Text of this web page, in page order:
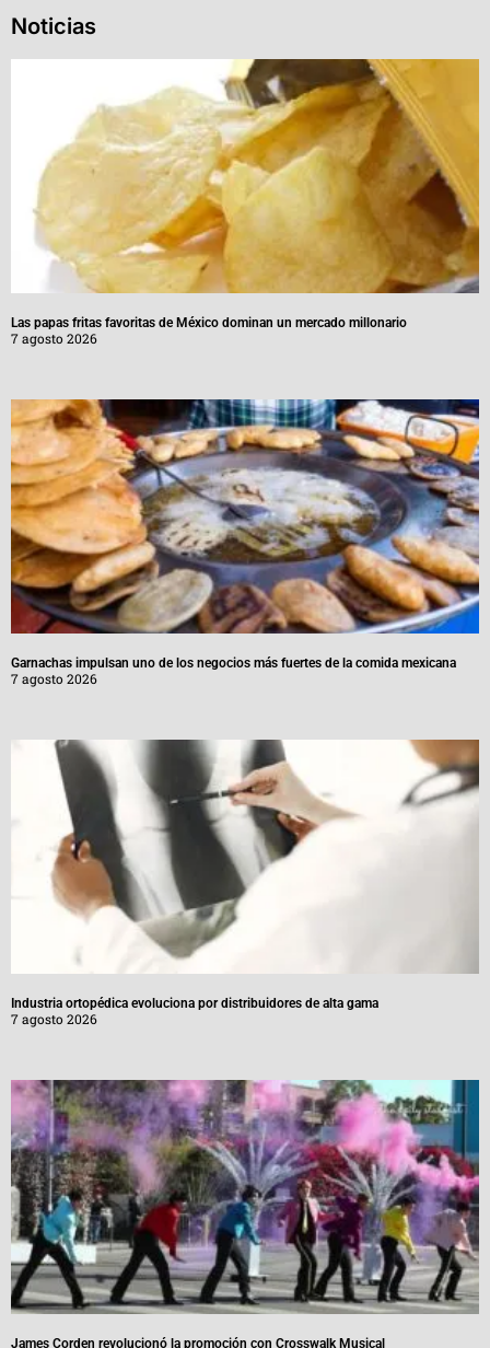
Noticias
Las papas fritas favoritas de México dominan un mercado millonario
7 agosto 2026
Garnachas impulsan uno de los negocios más fuertes de la comida mexicana
7 agosto 2026
Industria ortopédica evoluciona por distribuidores de alta gama
7 agosto 2026
James Corden revolucionó la promoción con Crosswalk Musical